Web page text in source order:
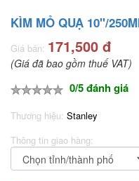
KÌM MỎ QUẠ 10"/
Giá bán: 171,500 đ
(Giá đã bao gồm thuế VAT)
0/5 đánh giá
Thương hiệu: Stanley
Thông tin giao hàng: